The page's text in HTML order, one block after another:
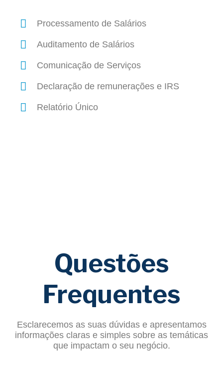
Processamento de Salários
Auditamento de Salários
Comunicação de Serviços
Declaração de remunerações e IRS
Relatório Único
Questões
Frequentes
Esclarecemos as suas dúvidas e apresentamos
informações claras e simples sobre as temáticas
que impactam o seu negócio.